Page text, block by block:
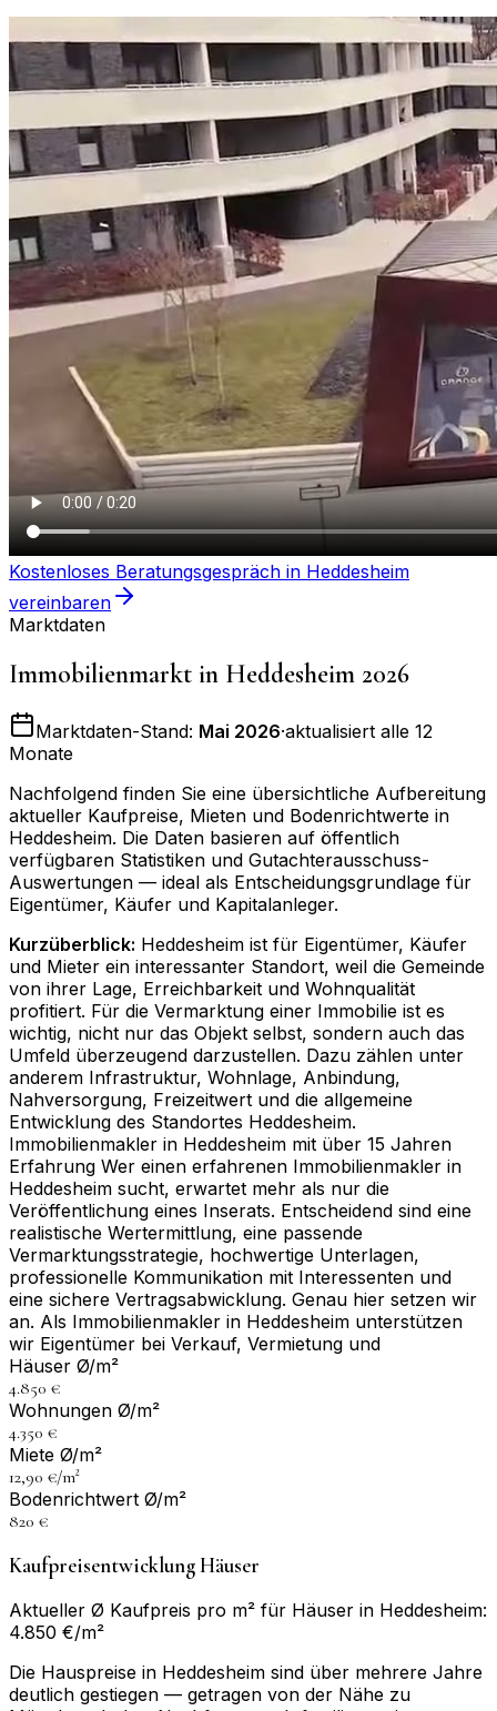
Kostenloses Beratungsgespräch in Heddesheim
vereinbaren
Marktdaten
Immobilienmarkt in Heddesheim 2026
Marktdaten-Stand: Mai 2026·aktualisiert alle 12
Monate
Nachfolgend finden Sie eine übersichtliche Aufbereitung
aktueller Kaufpreise, Mieten und Bodenrichtwerte in
Heddesheim. Die Daten basieren auf öffentlich
verfügbaren Statistiken und Gutachterausschuss-
Auswertungen — ideal als Entscheidungsgrundlage für
Eigentümer, Käufer und Kapitalanleger.
Kurzüberblick: Heddesheim ist für Eigentümer, Käufer
und Mieter ein interessanter Standort, weil die Gemeinde
von ihrer Lage, Erreichbarkeit und Wohnqualität
profitiert. Für die Vermarktung einer Immobilie ist es
wichtig, nicht nur das Objekt selbst, sondern auch das
Umfeld überzeugend darzustellen. Dazu zählen unter
anderem Infrastruktur, Wohnlage, Anbindung,
Nahversorgung, Freizeitwert und die allgemeine
Entwicklung des Standortes Heddesheim.
Immobilienmakler in Heddesheim mit über 15 Jahren
Erfahrung Wer einen erfahrenen Immobilienmakler in
Heddesheim sucht, erwartet mehr als nur die
Veröffentlichung eines Inserats. Entscheidend sind eine
realistische Wertermittlung, eine passende
Vermarktungsstrategie, hochwertige Unterlagen,
professionelle Kommunikation mit Interessenten und
eine sichere Vertragsabwicklung. Genau hier setzen wir
an. Als Immobilienmakler in Heddesheim unterstützen
wir Eigentümer bei Verkauf, Vermietung und
Häuser Ø/m²
4.850 €
Wohnungen Ø/m²
4.350 €
Miete Ø/m²
12,90 €/m²
Bodenrichtwert Ø/m²
820 €
Kaufpreisentwicklung Häuser
Aktueller Ø Kaufpreis pro m² für Häuser in Heddesheim:
4.850 €/m²
Die Hauspreise in Heddesheim sind über mehrere Jahre
deutlich gestiegen — getragen von der Nähe zu